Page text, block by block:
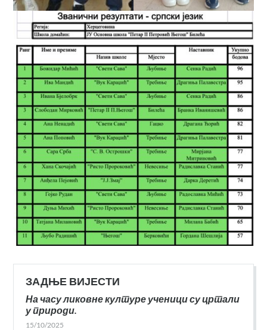
ЗАДЊЕ ВИЈЕСТИ
На часу ликовне културе ученици су цртали
у природи.
15/10/2025